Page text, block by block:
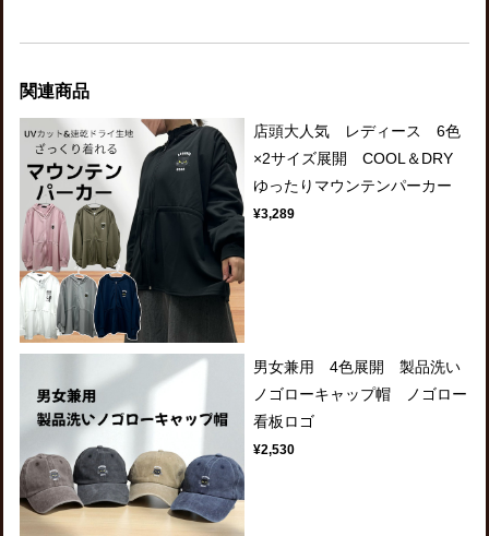
関連商品
店頭大人気 レディース 6色
×2サイズ展開 COOL＆DRY
ゆったりマウンテンパーカー
¥3,289
男女兼用 4色展開 製品洗い
ノゴローキャップ帽 ノゴロー
看板ロゴ
¥2,530